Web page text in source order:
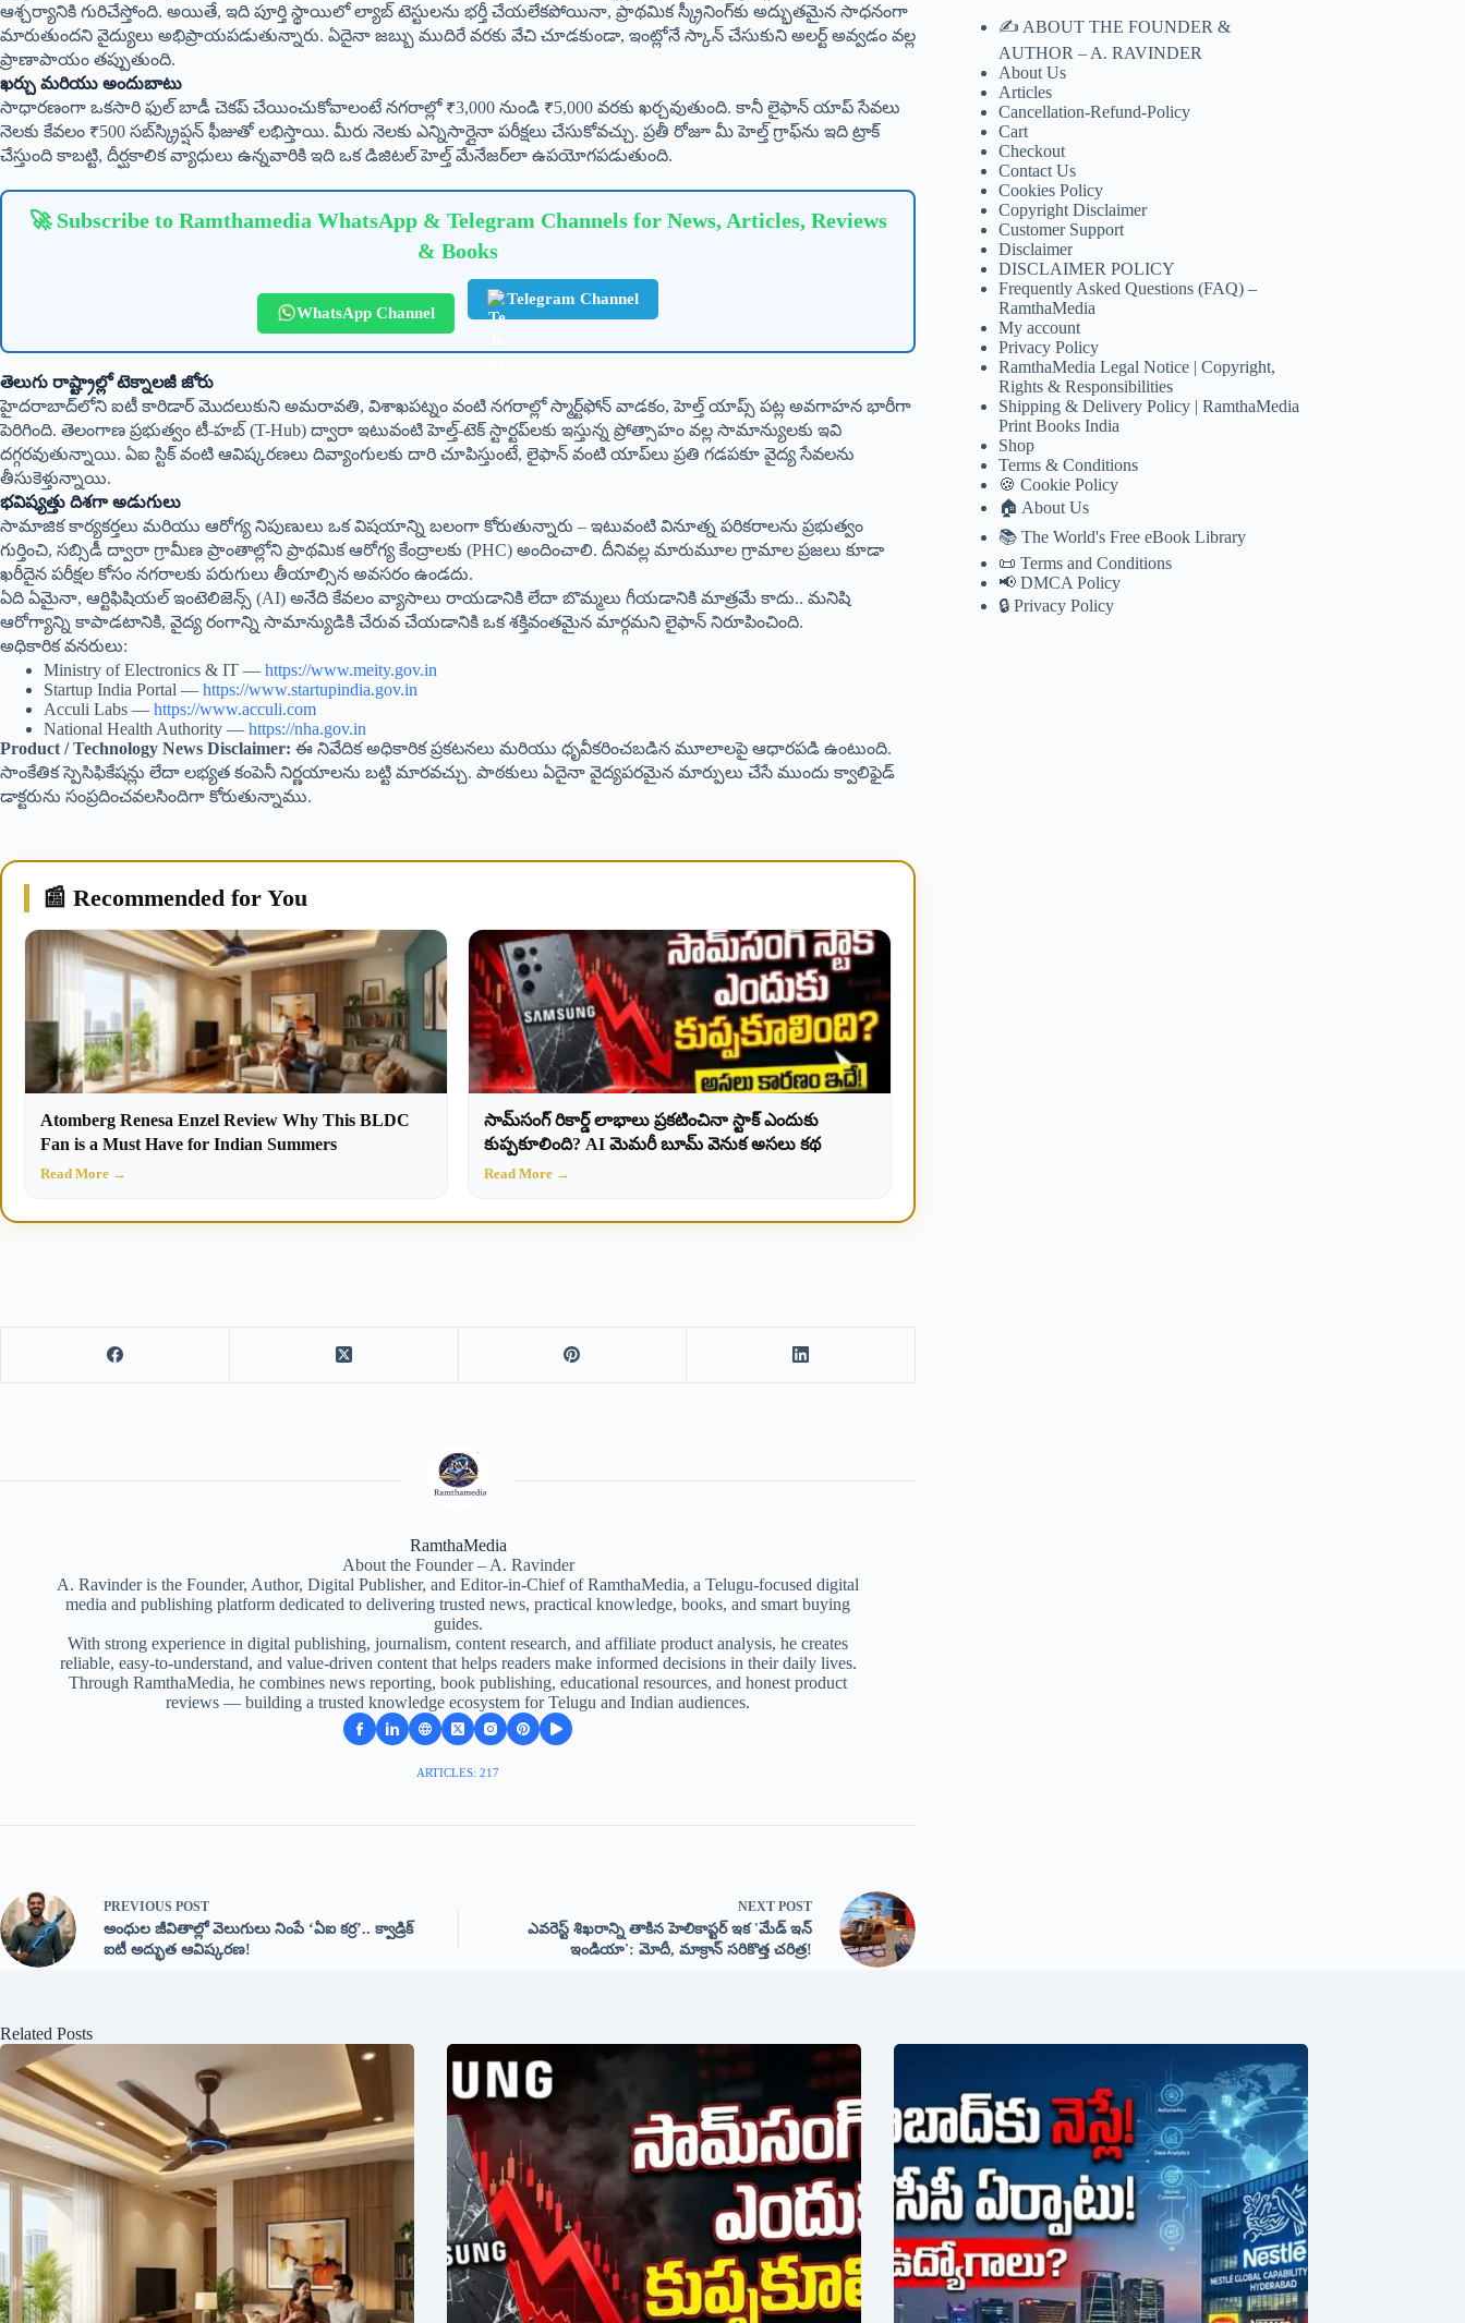
ఆశ్చర్యానికి గురిచేస్తోంది. అయితే, ఇది పూర్తి స్థాయిలో ల్యాబ్ టెస్టులను భర్తీ చేయలేకపోయినా, ప్రాథమిక స్క్రీనింగ్‌కు అద్భుతమైన సాధనంగా
మారుతుందని వైద్యులు అభిప్రాయపడుతున్నారు. ఏదైనా జబ్బు ముదిరే వరకు వేచి చూడకుండా, ఇంట్లోనే స్కాన్ చేసుకుని అలర్ట్ అవ్వడం వల్ల
ప్రాణాపాయం తప్పుతుంది.
ఖర్చు మరియు అందుబాటు
సాధారణంగా ఒకసారి ఫుల్ బాడీ చెకప్ చేయించుకోవాలంటే నగరాల్లో ₹3,000 నుండి ₹5,000 వరకు ఖర్చవుతుంది. కానీ లైఫాన్ యాప్ సేవలు
నెలకు కేవలం ₹500 సబ్‌స్క్రిప్షన్ ఫీజుతో లభిస్తాయి. మీరు నెలకు ఎన్నిసార్లైనా పరీక్షలు చేసుకోవచ్చు. ప్రతీ రోజూ మీ హెల్త్ గ్రాఫ్‌ను ఇది ట్రాక్
చేస్తుంది కాబట్టి, దీర్ఘకాలిక వ్యాధులు ఉన్నవారికి ఇది ఒక డిజిటల్ హెల్త్ మేనేజర్‌లా ఉపయోగపడుతుంది.
🚀 Subscribe to Ramthamedia WhatsApp & Telegram Channels for News, Articles, Reviews
& Books
WhatsApp Channel
Telegram Channel
తెలుగు రాష్ట్రాల్లో టెక్నాలజీ జోరు
హైదరాబాద్‌లోని ఐటీ కారిడార్ మొదలుకుని అమరావతి, విశాఖపట్నం వంటి నగరాల్లో స్మార్ట్‌ఫోన్ వాడకం, హెల్త్ యాప్స్ పట్ల అవగాహన భారీగా
పెరిగింది. తెలంగాణ ప్రభుత్వం టీ-హబ్ (T-Hub) ద్వారా ఇటువంటి హెల్త్-టెక్ స్టార్టప్‌లకు ఇస్తున్న ప్రోత్సాహం వల్ల సామాన్యులకు ఇవి
దగ్గరవుతున్నాయి. ఏఐ స్టిక్ వంటి ఆవిష్కరణలు దివ్యాంగులకు దారి చూపిస్తుంటే, లైఫాన్ వంటి యాప్‌లు ప్రతి గడపకూ వైద్య సేవలను
తీసుకెళ్తున్నాయి.
భవిష్యత్తు దిశగా అడుగులు
సామాజిక కార్యకర్తలు మరియు ఆరోగ్య నిపుణులు ఒక విషయాన్ని బలంగా కోరుతున్నారు – ఇటువంటి వినూత్న పరికరాలను ప్రభుత్వం
గుర్తించి, సబ్సిడీ ద్వారా గ్రామీణ ప్రాంతాల్లోని ప్రాథమిక ఆరోగ్య కేంద్రాలకు (PHC) అందించాలి. దీనివల్ల మారుమూల గ్రామాల ప్రజలు కూడా
ఖరీదైన పరీక్షల కోసం నగరాలకు పరుగులు తీయాల్సిన అవసరం ఉండదు.
ఏది ఏమైనా, ఆర్టిఫిషియల్ ఇంటెలిజెన్స్ (AI) అనేది కేవలం వ్యాసాలు రాయడానికి లేదా బొమ్మలు గీయడానికి మాత్రమే కాదు.. మనిషి
ఆరోగ్యాన్ని కాపాడటానికి, వైద్య రంగాన్ని సామాన్యుడికి చేరువ చేయడానికి ఒక శక్తివంతమైన మార్గమని లైఫాన్ నిరూపించింది.
అధికారిక వనరులు:
Ministry of Electronics & IT — https://www.meity.gov.in
Startup India Portal — https://www.startupindia.gov.in
Acculi Labs — https://www.acculi.com
National Health Authority — https://nha.gov.in
Product / Technology News Disclaimer: ఈ నివేదిక అధికారిక ప్రకటనలు మరియు ధృవీకరించబడిన మూలాలపై ఆధారపడి ఉంటుంది.
సాంకేతిక స్పెసిఫికేషన్లు లేదా లభ్యత కంపెనీ నిర్ణయాలను బట్టి మారవచ్చు. పాఠకులు ఏదైనా వైద్యపరమైన మార్పులు చేసే ముందు క్వాలిఫైడ్
డాక్టరును సంప్రదించవలసిందిగా కోరుతున్నాము.
📰 Recommended for You
Atomberg Renesa Enzel Review Why This BLDC
Fan is a Must Have for Indian Summers
Read More →
సామ్‌సంగ్ రికార్డ్ లాభాలు ప్రకటించినా స్టాక్ ఎందుకు
కుప్పకూలింది? AI మెమరీ బూమ్ వెనుక అసలు కథ
Read More →
RamthaMedia
About the Founder – A. Ravinder
A. Ravinder is the Founder, Author, Digital Publisher, and Editor-in-Chief of RamthaMedia, a Telugu-focused digital
media and publishing platform dedicated to delivering trusted news, practical knowledge, books, and smart buying
guides.
With strong experience in digital publishing, journalism, content research, and affiliate product analysis, he creates
reliable, easy-to-understand, and value-driven content that helps readers make informed decisions in their daily lives.
Through RamthaMedia, he combines news reporting, book publishing, educational resources, and honest product
reviews — building a trusted knowledge ecosystem for Telugu and Indian audiences.
ARTICLES: 217
PREVIOUS POST
అంధుల జీవితాల్లో వెలుగులు నింపే ‘ఏఐ కర్ర’.. క్వాడ్రిక్
ఐటీ అద్భుత ఆవిష్కరణ!
NEXT POST
ఎవరెస్ట్ శిఖరాన్ని తాకిన హెలికాప్టర్ ఇక 'మేడ్ ఇన్
ఇండియా': మోదీ, మాక్రాన్ సరికొత్త చరిత్ర!
✍️ ABOUT THE FOUNDER &
AUTHOR – A. RAVINDER
About Us
Articles
Cancellation-Refund-Policy
Cart
Checkout
Contact Us
Cookies Policy
Copyright Disclaimer
Customer Support
Disclaimer
DISCLAIMER POLICY
Frequently Asked Questions (FAQ) –
RamthaMedia
My account
Privacy Policy
RamthaMedia Legal Notice | Copyright,
Rights & Responsibilities
Shipping & Delivery Policy | RamthaMedia
Print Books India
Shop
Terms & Conditions
🍪 Cookie Policy
🏠 About Us
📚 The World's Free eBook Library
📜 Terms and Conditions
📢 DMCA Policy
🔒 Privacy Policy
Related Posts